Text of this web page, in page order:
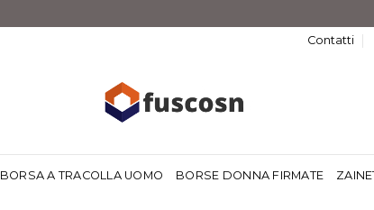
Contatti
BORSA A TRACOLLA UOMO BORSE DONNA FIRMATE